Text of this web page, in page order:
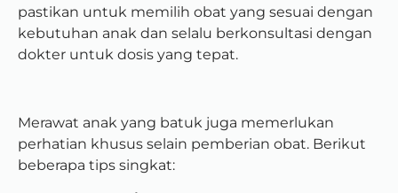
pastikan untuk memilih obat yang sesuai dengan
kebutuhan anak dan selalu berkonsultasi dengan
dokter untuk dosis yang tepat.
Merawat anak yang batuk juga memerlukan
perhatian khusus selain pemberian obat. Berikut
beberapa tips singkat: